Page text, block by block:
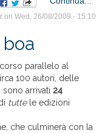
on Wed, 26/08/2009 - 15:10
parallelo al
100 autori, delle
arrivati 24
tuttele edizioni
che culminerà con la